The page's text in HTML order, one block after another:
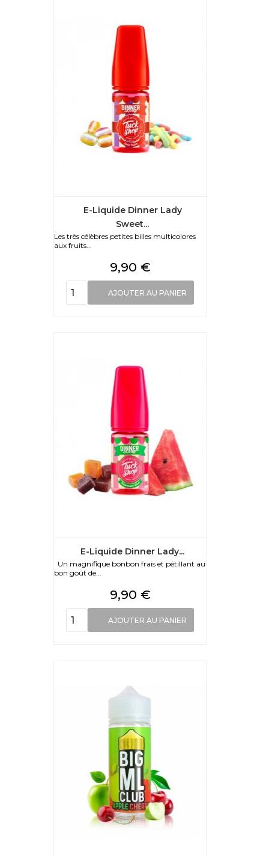
E-Liquide Dinner Lady
Sweet...
Les très célèbres petites billes multicolores
aux fruits...
Prix
9,90 €
AJOUTER AU PANIER
E-Liquide Dinner Lady...
Un magnifique bonbon frais et pétillant au
bon goût de...
Prix
9,90 €
AJOUTER AU PANIER